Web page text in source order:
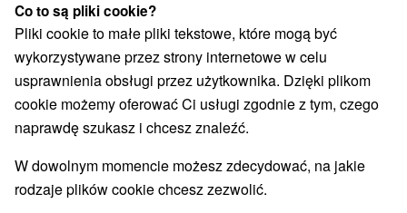
884
tikholic@holic.sk
Mestské múzeum a galéria
Zámocká 391/2 a Bernolákova 3
908 51 Holíč
GPS:
N +48° 48' 33.87''
E +17° 9' 36.19''
Co to są pliki cookie?
Pliki cookie to małe pliki tekstowe, które mogą być
wykorzystywane przez strony internetowe w celu
usprawnienia obsługi przez użytkownika. Dzięki plikom
cookie możemy oferować Ci usługi zgodnie z tym, czego
naprawdę szukasz i chcesz znaleźć.
W dowolnym momencie możesz zdecydować, na jakie
rodzaje plików cookie chcesz zezwolić.